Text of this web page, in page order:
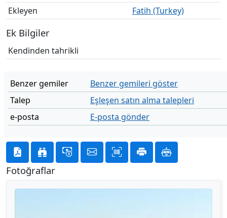
Ekleyen
Fatih (Turkey)
Ek Bilgiler
Kendinden tahrikli
Benzer gemiler
Benzer gemileri göster
Talep
Eşleşen satın alma talepleri
e-posta
E-posta gönder
Fotoğraflar